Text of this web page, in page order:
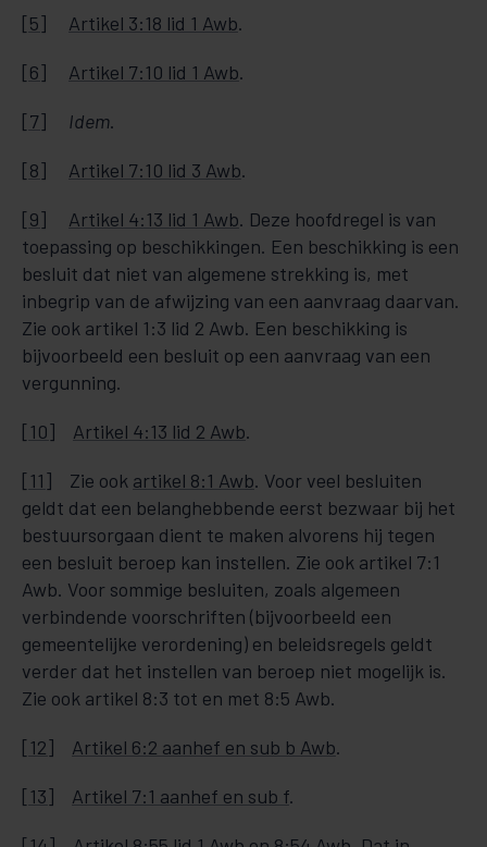
[5] Artikel 3:18 lid 1 Awb.
[6] Artikel 7:10 lid 1 Awb.
[7] Idem.
[8] Artikel 7:10 lid 3 Awb.
[9] Artikel 4:13 lid 1 Awb. Deze hoofdregel is van
toepassing op beschikkingen. Een beschikking is een
besluit dat niet van algemene strekking is, met
inbegrip van de afwijzing van een aanvraag daarvan.
Zie ook artikel 1:3 lid 2 Awb. Een beschikking is
bijvoorbeeld een besluit op een aanvraag van een
vergunning.
[10] Artikel 4:13 lid 2 Awb.
[11] Zie ook artikel 8:1 Awb. Voor veel besluiten
geldt dat een belanghebbende eerst bezwaar bij het
bestuursorgaan dient te maken alvorens hij tegen
een besluit beroep kan instellen. Zie ook artikel 7:1
Awb. Voor sommige besluiten, zoals algemeen
verbindende voorschriften (bijvoorbeeld een
gemeentelijke verordening) en beleidsregels geldt
verder dat het instellen van beroep niet mogelijk is.
Zie ook artikel 8:3 tot en met 8:5 Awb.
[12] Artikel 6:2 aanhef en sub b Awb.
[13] Artikel 7:1 aanhef en sub f.